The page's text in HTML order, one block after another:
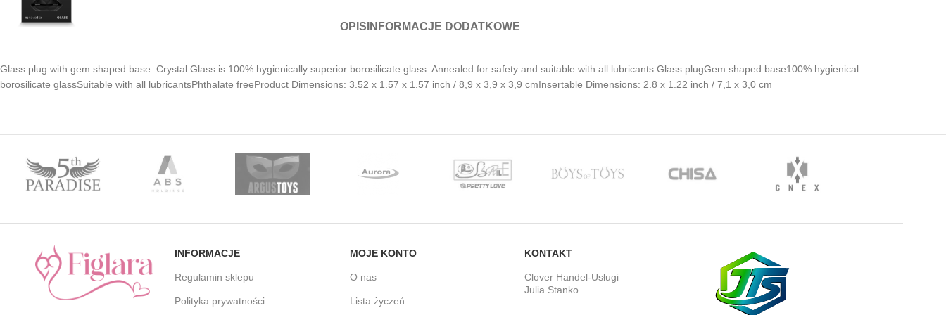
OPIS INFORMACJE DODATKOWE
Glass plug with gem shaped base. Crystal Glass is 100% hygienically superior borosilicate glass. Annealed for safety and suitable with all lubricants.Glass plugGem shaped base100% hygienical
borosilicate glassSuitable with all lubricantsPhthalate freeProduct Dimensions: 3.52 x 1.57 x 1.57 inch / 8,9 x 3,9 x 3,9 cmInsertable Dimensions: 2.8 x 1.22 inch / 7,1 x 3,0 cm
INFORMACJE
Regulamin sklepu
Polityka prywatności
MOJE KONTO
O nas
Lista życzeń
KONTAKT
Clover Handel-Usługi
Julia Stanko